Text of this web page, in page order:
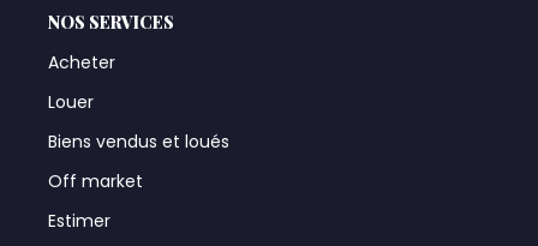
NOS SERVICES
Acheter
Louer
Biens vendus et loués
Off market
Estimer